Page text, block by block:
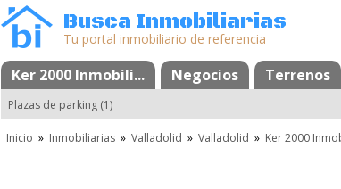
Busca Inmobiliarias
Tu portal inmobiliario de referencia
Ker 2000 Inmobili... Negocios Terrenos
Mapa Favoritos
Plazas de parking (1)
Inicio » Inmobiliarias » Valladolid » Valladolid » Ker 2000